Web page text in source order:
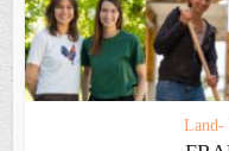
Land-